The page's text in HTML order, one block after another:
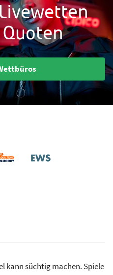
kann süchtig machen. Spiele